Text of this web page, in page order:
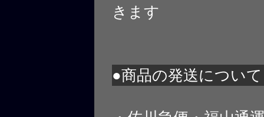
きます
●商品の発送について